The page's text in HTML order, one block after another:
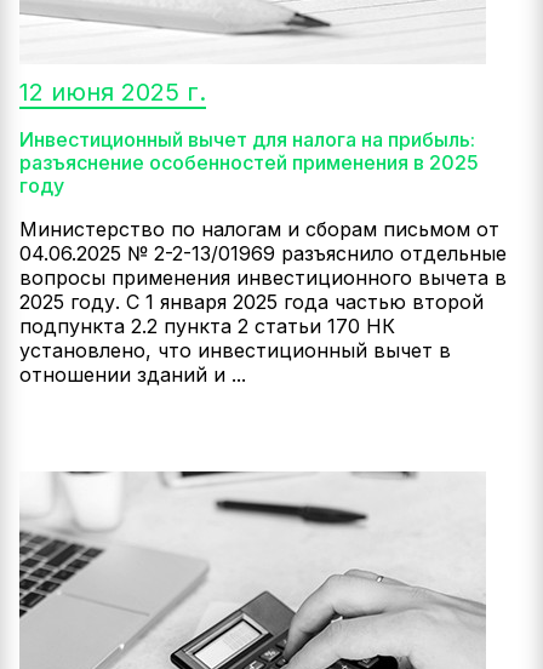
12 июня 2025 г.
Инвестиционный вычет для налога на прибыль:
разъяснение особенностей применения в 2025
году
Министерство по налогам и сборам письмом от
04.06.2025 № 2-2-13/01969 разъяснило отдельные
вопросы применения инвестиционного вычета в
2025 году. С 1 января 2025 года частью второй
подпункта 2.2 пункта 2 статьи 170 НК
установлено, что инвестиционный вычет в
отношении зданий и ...